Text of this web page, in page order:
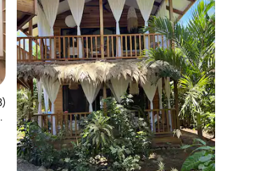
Bewertung: 4,92 von 5, 183 Bewertungen